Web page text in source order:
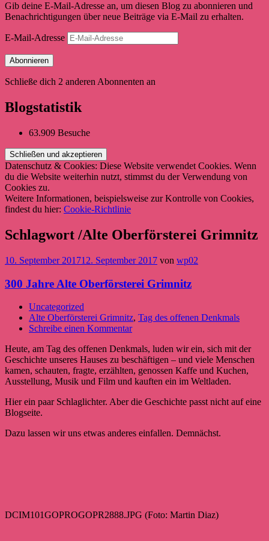
Gib deine E-Mail-Adresse an, um diesen Blog zu abonnieren und
Benachrichtigungen über neue Beiträge via E-Mail zu erhalten.
E-Mail-Adresse
Abonnieren
Schließe dich 2 anderen Abonnenten an
Blogstatistik
63.909 Besuche
Datenschutz & Cookies: Diese Website verwendet Cookies. Wenn
du die Website weiterhin nutzt, stimmst du der Verwendung von
Cookies zu.
Weitere Informationen, beispielsweise zur Kontrolle von Cookies,
findest du hier: Cookie-Richtlinie
Schlagwort /Alte Oberförsterei Grimnitz
10. September 201712. September 2017 von wp02
300 Jahre Alte Oberförsterei Grimnitz
Uncategorized
Alte Oberförsterei Grimnitz, Tag des offenen Denkmals
Schreibe einen Kommentar
Heute, am Tag des offenen Denkmals, luden wir ein, sich mit der
Geschichte unseres Hauses zu beschäftigen – und viele Menschen
kamen, schauten, fragte, erzählten, genossen Kaffe und Kuchen,
Ausstellung, Musik und Film und kauften ein im Weltladen.
Hier ein paar Schlaglichter. Aber die Geschichte passt nicht auf eine
Blogseite.
Dazu lassen wir uns etwas anderes einfallen. Demnächst.
DCIM101GOPROGOPR2888.JPG (Foto: Martin Diaz)